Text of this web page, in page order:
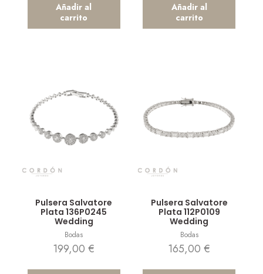
Añadir al
carrito
Añadir al
carrito
Pulsera Salvatore
Plata 136P0245
Wedding
Bodas
199,00€
Pulsera Salvatore
Plata 112P0109
Wedding
Bodas
165,00€